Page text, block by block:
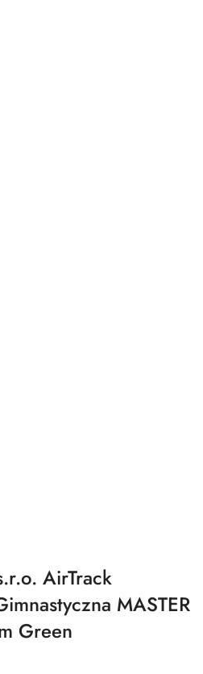
AirTrack
MASTER
Green